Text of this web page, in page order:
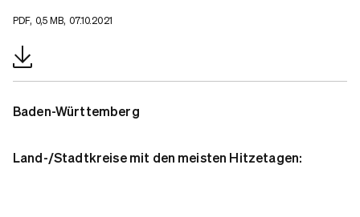
PDF, 0,5 MB, 07.10.2021
Baden-Württemberg
Land-/Stadtkreise mit den meisten Hitzetagen: